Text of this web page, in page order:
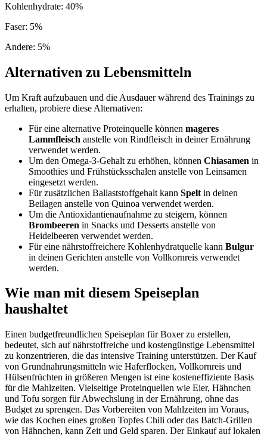
Kohlenhydrate: 40%
Faser: 5%
Andere: 5%
Alternativen zu Lebensmitteln
Um Kraft aufzubauen und die Ausdauer während des Trainings zu
erhalten, probiere diese Alternativen:
Für eine alternative Proteinquelle können mageres
Lammfleisch anstelle von Rindfleisch in deiner Ernährung
verwendet werden.
Um den Omega-3-Gehalt zu erhöhen, können Chiasamen in
Smoothies und Frühstücksschalen anstelle von Leinsamen
eingesetzt werden.
Für zusätzlichen Ballaststoffgehalt kann Spelt in deinen
Beilagen anstelle von Quinoa verwendet werden.
Um die Antioxidantienaufnahme zu steigern, können
Brombeeren in Snacks und Desserts anstelle von
Heidelbeeren verwendet werden.
Für eine nährstoffreichere Kohlenhydratquelle kann Bulgur
in deinen Gerichten anstelle von Vollkornreis verwendet
werden.
Wie man mit diesem Speiseplan
haushaltet
Einen budgetfreundlichen Speiseplan für Boxer zu erstellen,
bedeutet, sich auf nährstoffreiche und kostengünstige Lebensmittel
zu konzentrieren, die das intensive Training unterstützen. Der Kauf
von Grundnahrungsmitteln wie Haferflocken, Vollkornreis und
Hülsenfrüchten in größeren Mengen ist eine kosteneffiziente Basis
für die Mahlzeiten. Vielseitige Proteinquellen wie Eier, Hähnchen
und Tofu sorgen für Abwechslung in der Ernährung, ohne das
Budget zu sprengen. Das Vorbereiten von Mahlzeiten im Voraus,
wie das Kochen eines großen Topfes Chili oder das Batch-Grillen
von Hähnchen, kann Zeit und Geld sparen. Der Einkauf auf lokalen